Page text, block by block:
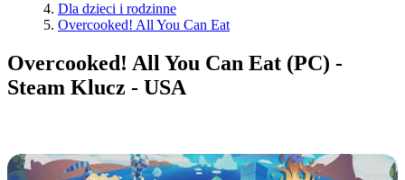
Dla dzieci i rodzinne
Overcooked! All You Can Eat
Overcooked! All You Can Eat (PC) -
Steam Klucz - USA